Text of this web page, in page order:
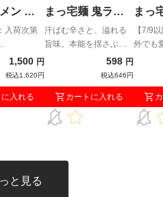
ン ダ
醤油）
：入荷
送）
入荷次第
」× 宅
メン！松
イアン・
作り上げ
ご賞味あ
1,500 円
税込1,620円
入れる
まっ宅麺 鬼ラー
メン「業火の赤辛
味噌」
汗ばむ辛さと、溢れる
旨味。本能を揺さぶる
スタミナ満点の一撃。
598 円
税込646円
カートに入れる
まっ
メン
濃旨
【7/9
外でも
旨みだ
と見る